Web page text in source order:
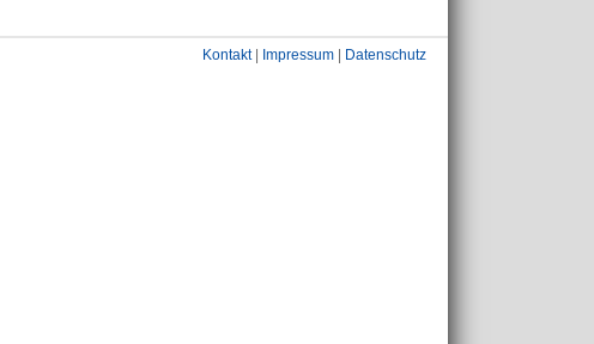
Kontakt| Impressum Datenschutz